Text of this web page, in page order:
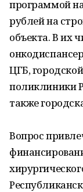
программой
рублей на
объекта. В их
ЦГБ,
поликлиники
также
Вопрос